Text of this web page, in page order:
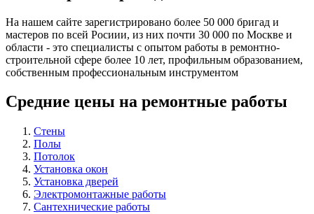
На нашем сайте зарегистрировано более 50 000 бригад и
мастеров по всей Росиии, из них почти 30 000 по Москве и
области - это специалисты с опытом работы в ремонтно-
строительной сфере более 10 лет, профильным образованием,
собственным профессиональным инструментом
Средние цены на ремонтные работы
Стены
Полы
Потолок
Установка окон
Установка дверей
Электромонтажные работы
Сантехнические работы